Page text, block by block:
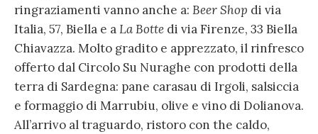
ringraziamenti vanno anche a: Beer Shop di via
Italia, 57, Biella e aLa Botte di via Firenze, 33 Biella
Chiavazza. Molto gradito e apprezzato, il rinfresco
offerto dal Circolo Su Nuraghe con prodotti della
terra di Sardegna: pane carasau di Irgoli, salsiccia
e formaggio di Marrubiu, olive e vino di Dolianova.
All’arrivo al traguardo, ristoro con the caldo,